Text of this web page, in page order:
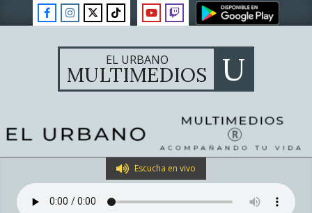
to
EL URBANO
MULTIMEDIOS U
Navigation
Menu
Escucha en vivo